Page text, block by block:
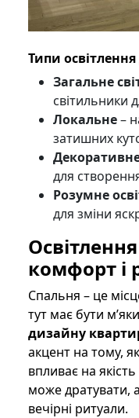
Типи освітлення
Загальне
світильники
Локальне–
затишних
для
Розумне
для зміни
комфорт і
Спальня – це
тут має бути
дизайну
акцент на тому, як
впливає на
може дратувати,
вечірні ритуали.